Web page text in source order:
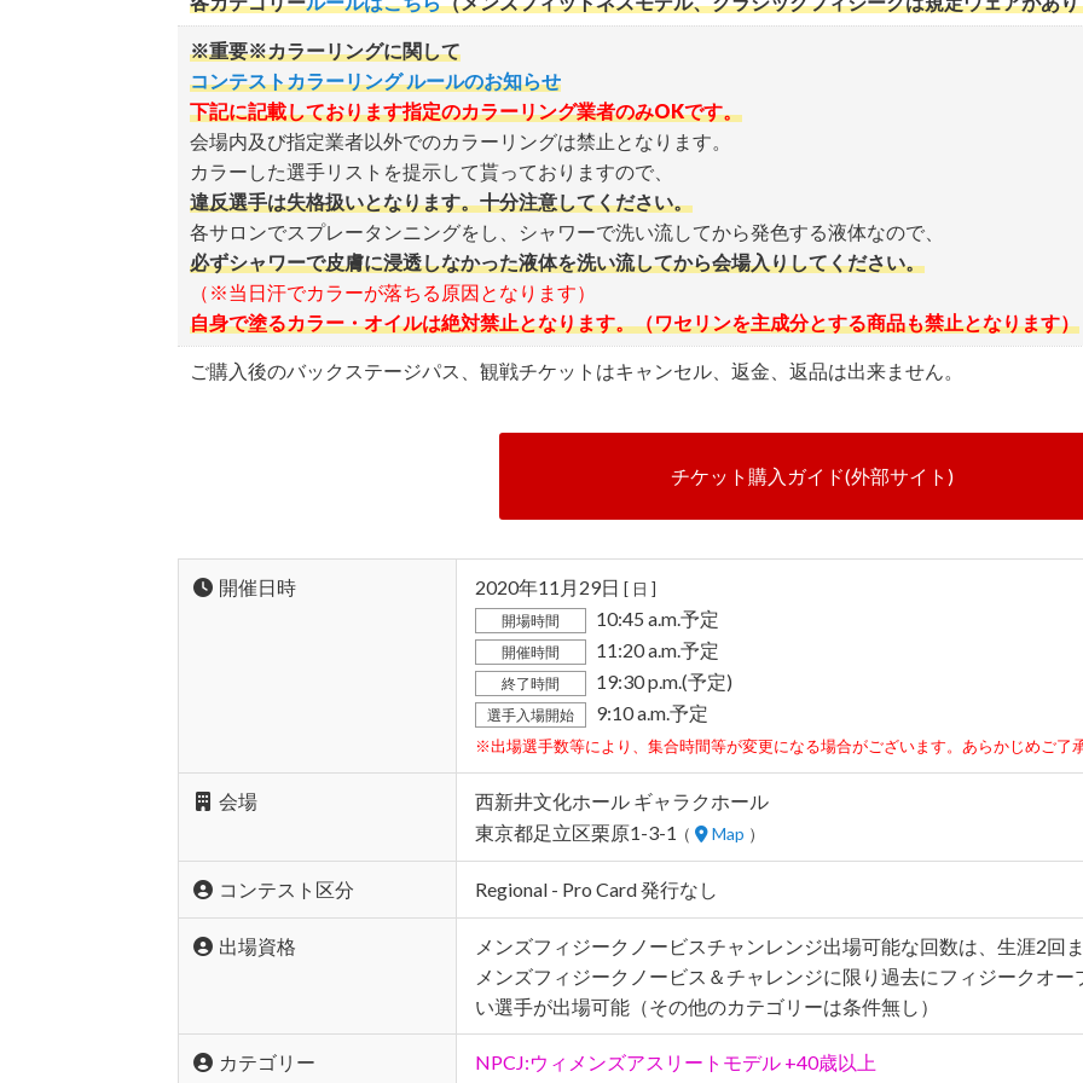
一眼レフ、ビデオカメラ等（Gopro類含む）での撮影
公式メディア申込み：FWJ実行委員会事務局へお問い合わせください
※重要※カラーリングに関して
コンテストカラーリング ルールのお知らせ
下記に記載しております指定のカラーリング業者のみOKです。
会場内及び指定業者以外でのカラーリングは禁止となります。
カラーした選手リストを提示して貰っておりますので、
違反選手は失格扱いとなります。十分注意してください。
各サロンでスプレータンニングをし、シャワーで洗い流してから発色する液体なので、
必ずシャワーで皮膚に浸透しなかった液体を洗い流してから会場入りしてください。
（※当日汗でカラーが落ちる原因となります）
自身で塗るカラー・オイルは絶対禁止となります。（ワセリンを主成分とする商品も禁止となります）
ご購入後のバックステージパス、観戦チケットはキャンセル、返金、返品は出来ません。
チケット購入ガイド(外部サイト)
開催日時 2020年11月29日 [ 日 ]
開場時間 10:45 a.m.予定
開催時間 11:20 a.m.予定
終了時間 19:30 p.m.(予定)
選手入場開始 9:10 a.m.予定
※出場選手数等により、集合時間等が変更になる場合がございます。あらかじめご了
会場
西新井文化ホール ギャラクホール
東京都足立区栗原1-3-1 （ Map ）
コンテスト区分 Regional - Pro Card 発行なし
出場資格
メンズフィジークノービスチャンレンジ出場可能な回数は、生涯2回
メンズフィジークノービス＆チャレンジに限り過去にフィジークオ
い選手が出場可能（その他のカテゴリーは条件無し）
カテゴリー NPCJ:ウィメンズアスリートモデル +40歳以上